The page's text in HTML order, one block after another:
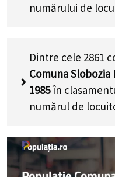
numărului de
Dintre cele 2861
Comuna Slobozia
1985în
numărul de